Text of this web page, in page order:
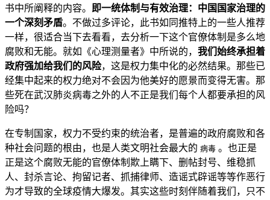
书中所阐释的内容。
即一统体制与有效治理：中国国家治理的
一个深刻矛盾。不做过多评论，此书如同推特上的一些人推荐
一样，很适合当下去看看，去分析一下这个官僚体制是多么地
腐败和无能。就如《心理测量者》中所说的， 我们始终承担着
政府强加给我们的风险，这是权力集中化的必然结果。那些已
经集中起来的权力绝对不会因为他美好的愿景而变得无害。那
些死在武汉肺炎病毒之外的人不正是我们每个人都要承担的风
险吗？
在专制国家，权力不受约束的统治者，是普遍的政府腐败和各
种社会问题的根由，也是人类文明社会最大的 病毒 。也正是
正是这个腐败无能的官僚体制欺上瞒下、删帖封号、维稳抓
人、封杀言论、拘留记者、抓捕律师、造谣式辟谣等等作恶行
为才导致的全球疫情大爆发。其实这些时刻伴随着我们，只不